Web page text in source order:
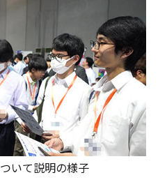
いて説明の様子